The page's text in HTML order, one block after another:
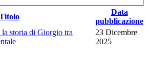
Data
pubblicazione
storia di Giorgio tra
23 Dicembre
2025